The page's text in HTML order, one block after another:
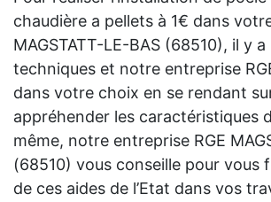
chaudière a pellets à 1€ dans
MAGSTATT-LE-BAS (68510), il y
techniques et notre entreprise
dans votre choix en se rendant
appréhender les caractéristiques
même, notre entreprise RGE
(68510) vous conseille pour vous
de ces aides de l’Etat dans vos